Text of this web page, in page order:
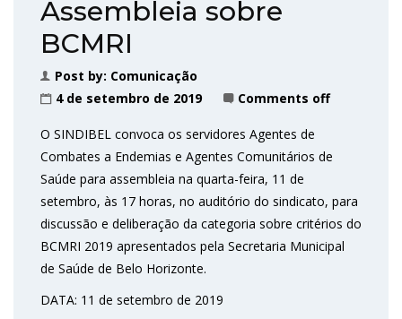
Assembleia sobre
BCMRI
Post by: Comunicação
4 de setembro de 2019
Comments off
O SINDIBEL convoca os servidores Agentes de
Combates a Endemias e Agentes Comunitários de
Saúde para assembleia na quarta-feira, 11 de
setembro, às 17 horas, no auditório do sindicato, para
discussão e deliberação da categoria sobre critérios do
BCMRI 2019 apresentados pela Secretaria Municipal
de Saúde de Belo Horizonte.
DATA: 11 de setembro de 2019